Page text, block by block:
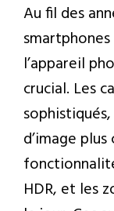
Au fil des
l’appareil
crucial. Les
d’image
HDR, et les